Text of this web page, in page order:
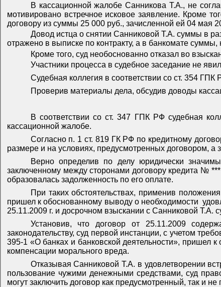
В кассационной жалобе Санникова Т.А., не
мотивировано встречное исковое заявление. Кроме
договору из суммы 25 000 руб., зачисленной ей 04 мая
Довод истца о снятии Санниковой Т.А. суммы в
отражено в выписке по контракту, а в банкомате
Кроме того, суд необоснованно отказал во
Участники процесса в судебное заседание не
Судебная коллегия в соответствии со ст. 354
Проверив материалы дела, обсудив доводы
В соответствии со ст. 347 ГПК РФ судебная
кассационной жалобе.
Согласно п. 1 ст. 819 ГК РФ по кредитному
размере и на условиях, предусмотренных договором,
Верно определив по делу юридически
заключенному между сторонами договору кредита № ***
образовалась задолженность по его оплате.
При таких обстоятельствах, применив
пришел к обоснованному выводу о необходимости
25.11.2009 г. и досрочном взыскании с Санниковой
Установив, что договор от 25.11.2009
законодательству, суд первой инстанции, с учетом
395-1 «О банках и банковской деятельности», пришел
компенсации морального вреда.
Отказывая Санниковой Т.А. в удовлетворении
пользование чужими денежными средствами, суд
могут заключить договор как предусмотренный, так и